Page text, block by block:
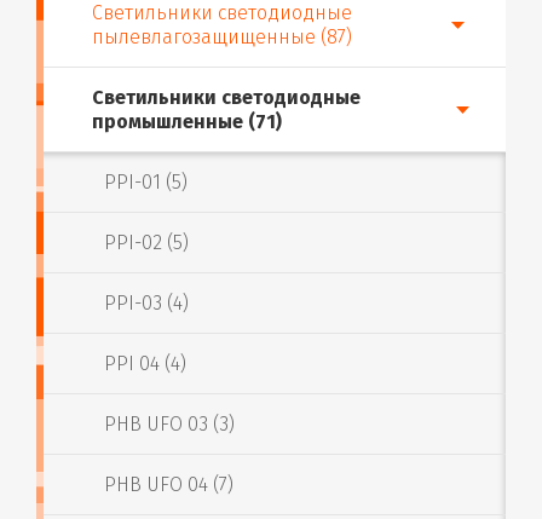
Светильники светодиодные
пылевлагозащищенные (87)
Светильники светодиодные
промышленные (71)
PPI-01 (5)
PPI-02 (5)
PPI-03 (4)
PPI 04 (4)
PHB UFO 03 (3)
PHB UFO 04 (7)